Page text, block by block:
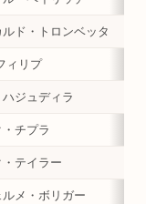
ルド・トロンベッタ
ィリプ
ハジュディラ
・チプラ
・テイラー
メ・ボリガー